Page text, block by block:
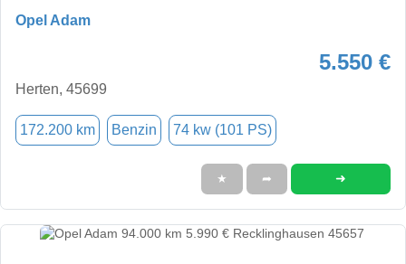
Opel Adam
5.550 €
Herten, 45699
172.200 km Benzin 74 kw (101 PS)
★ ➦ ➜